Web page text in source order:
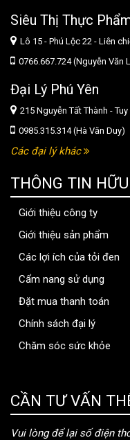
Siêu Thị Thực
Lô 15 - Phú Lộc 22 - Liên
0766.667.724 (Nguyễn Văn
Đại Lý Phú Yên
215 Nguyễn Tất Thành - Tuy
0985.315.314 (Hà Văn Duy)
Các đại lý khác
THÔNG TIN
Giới thiệu công ty
Giới thiệu sản phẩm
Các lợi ích của tỏi đen
Cẩm nang sử dụng
Đặt mua thanh toán
Chính sách đại lý
Chăm sóc sức khỏe
CẦN TƯ VẤN
Vui lòng để lại số điện